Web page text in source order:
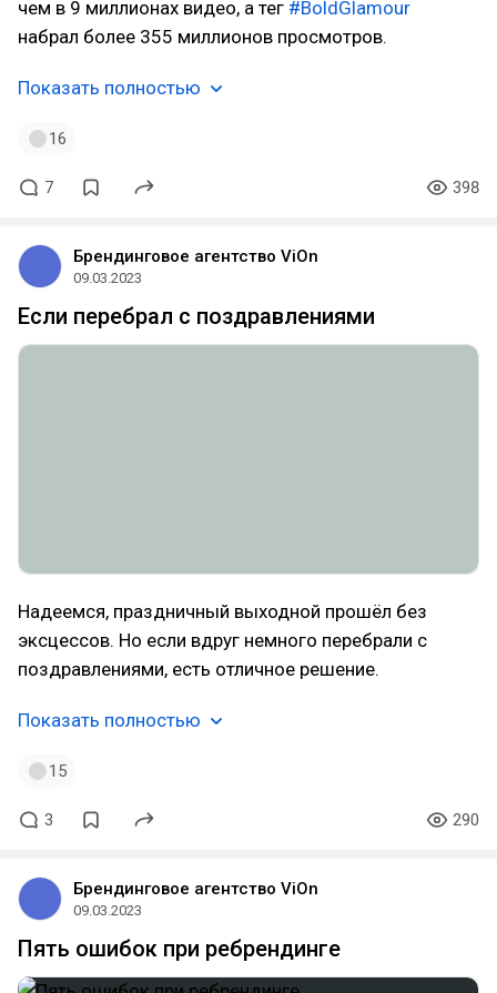
чем в 9 миллионах видео, а тег #BoldGlamour
набрал более 355 миллионов просмотров.
Показать полностью
16
7 398
Брендинговое агентство ViOn
09.03.2023
Если перебрал с поздравлениями
Надеемся, праздничный выходной прошёл без
эксцессов. Но если вдруг немного перебрали с
поздравлениями, есть отличное решение.
Показать полностью
15
3 290
Брендинговое агентство ViOn
09.03.2023
Пять ошибок при ребрендинге